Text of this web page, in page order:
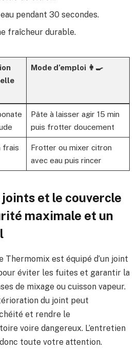
pendant 30 secondes.
fraîcheur durable.
Mode d’emploi 👩‍🍳
Pâte à laisser agir 15 min
puis frotter doucement
frais
Frotter ou mixer citron
avec eau puis rincer
et le couvercle
maximale et un
Thermomix est équipé d’un joint
éviter les fuites et garantir la
de mixage ou cuisson vapeur.
du joint peut
et rendre le
voire dangereux. L’entretien
toute votre attention.